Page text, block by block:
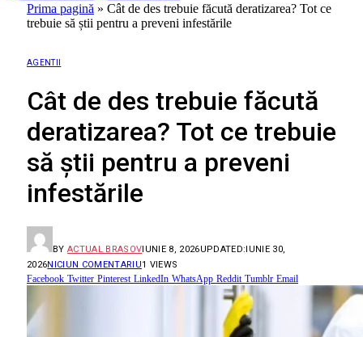
Prima pagină » Cât de des trebuie făcută deratizarea? Tot ce
trebuie să știi pentru a preveni infestările
AGENTII
Cât de des trebuie făcută
deratizarea? Tot ce trebuie
să știi pentru a preveni
infestările
BY ACTUAL BRASOVIUNIE 8, 2026UPDATED:IUNIE 30,
2026NICIUN COMENTARIU1 VIEWS
Facebook Twitter Pinterest LinkedIn WhatsApp Reddit Tumblr Email